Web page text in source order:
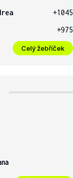
+1045
+975
Celý žebříček